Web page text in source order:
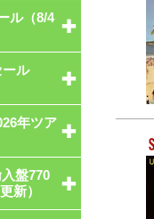
ル（8/4
ル
年ツア
盤770
新）